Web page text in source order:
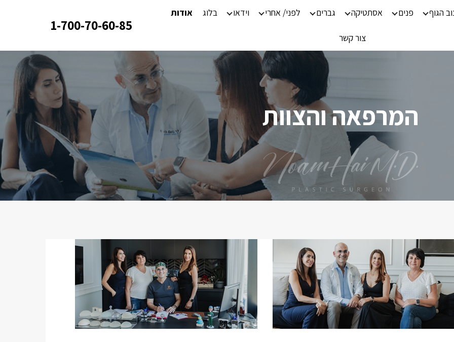
הגוף פנים אסתטיקה גברים לפני/ אחרי וידאו בלוג אודות
צור קשר
1-700-70-60-85
המרפאה והצוות